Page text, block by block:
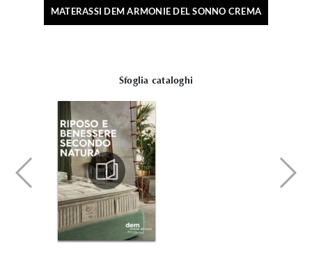
MATERASSI DEM ARMONIE DEL SONNO CREMA
Sfoglia cataloghi